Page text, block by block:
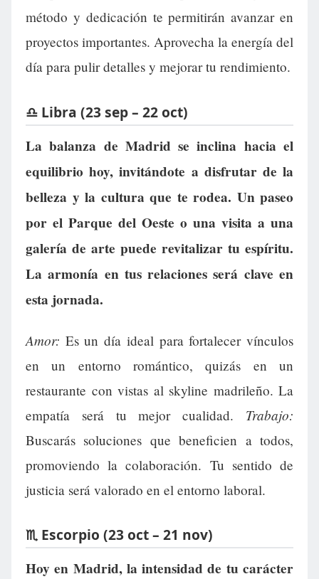
método y dedicación te permitirán avanzar en
proyectos importantes. Aprovecha la energía del
día para pulir detalles y mejorar tu rendimiento.
♎ Libra (23 sep – 22 oct)
La balanza de Madrid se inclina hacia el
equilibrio hoy, invitándote a disfrutar de la
belleza y la cultura que te rodea. Un paseo
por el Parque del Oeste o una visita a una
galería de arte puede revitalizar tu espíritu.
La armonía en tus relaciones será clave en
esta jornada.
Amor: Es un día ideal para fortalecer vínculos
en un entorno romántico, quizás en un
restaurante con vistas al skyline madrileño. La
empatía será tu mejor cualidad. Trabajo:
Buscarás soluciones que beneficien a todos,
promoviendo la colaboración. Tu sentido de
justicia será valorado en el entorno laboral.
♏ Escorpio (23 oct – 21 nov)
Hoy en Madrid, la intensidad de tu carácter